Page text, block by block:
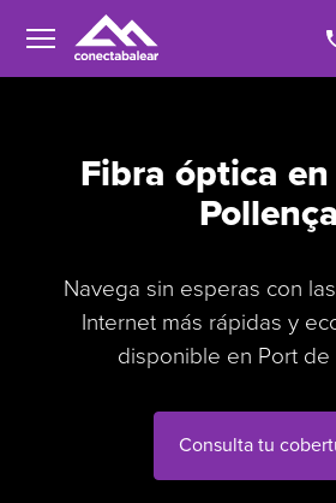
Fibra óptica
Pollença
Navega sin esperas con
Internet más rápidas y
disponible en Port de
Consulta tu